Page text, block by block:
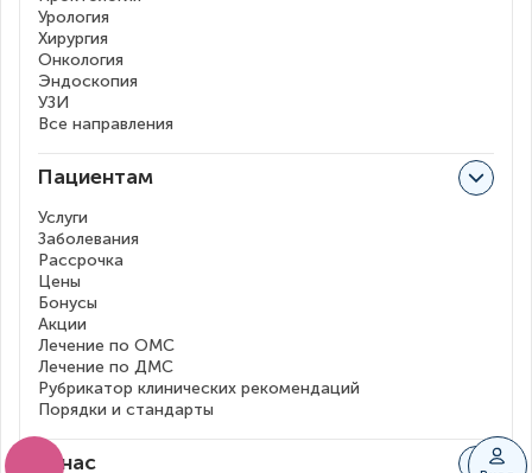
Урология
Хирургия
Онкология
Эндоскопия
УЗИ
Все направления
Пациентам
Услуги
Заболевания
Рассрочка
Цены
Бонусы
Акции
Лечение по ОМС
Лечение по ДМС
Рубрикатор клинических рекомендаций
Порядки и стандарты
О нас